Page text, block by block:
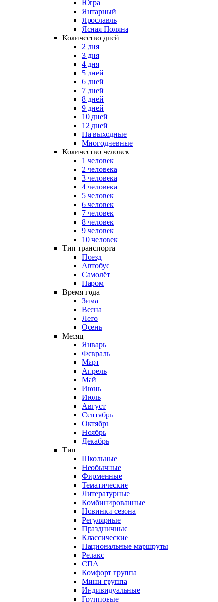
Югра
Янтарный
Ярославль
Ясная Поляна
Количество дней
2 дня
3 дня
4 дня
5 дней
6 дней
7 дней
8 дней
9 дней
10 дней
12 дней
На выходные
Многодневные
Количество человек
1 человек
2 человека
3 человека
4 человека
5 человек
6 человек
7 человек
8 человек
9 человек
10 человек
Тип транспорта
Поезд
Автобус
Самолёт
Паром
Время года
Зима
Весна
Лето
Осень
Месяц
Январь
Февраль
Март
Апрель
Май
Июнь
Июль
Август
Сентябрь
Октябрь
Ноябрь
Декабрь
Тип
Школьные
Необычные
Фирменные
Тематические
Литературные
Комбинированные
Новинки сезона
Регулярные
Праздничные
Классические
Национальные маршруты
Релакс
СПА
Комфорт группа
Мини группа
Индивидуальные
Групповые